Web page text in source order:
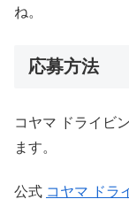
ね。
応募方法
コヤマ ドライビ
ます。
公式 コヤマ ドラ